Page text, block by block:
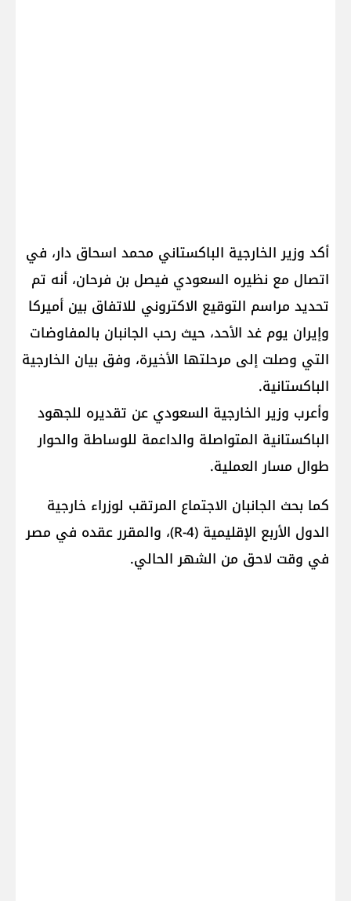
أكد وزير الخارجية الباكستاني محمد اسحاق دار، في
اتصال مع نظيره السعودي فيصل بن فرحان، أنه تم
تحديد مراسم التوقيع الاكتروني للاتفاق بين أميركا
وإيران يوم غد الأحد، حيث رحب الجانبان بالمفاوضات
التي وصلت إلى مرحلتها الأخيرة، وفق بيان الخارجية
الباكستانية.
وأعرب وزير الخارجية السعودي عن تقديره للجهود
الباكستانية المتواصلة والداعمة للوساطة والحوار
طوال مسار العملية.
كما بحث الجانبان الاجتماع المرتقب لوزراء خارجية
الدول الأربع الإقليمية (R-4)، والمقرر عقده في مصر
في وقت لاحق من الشهر الحالي.